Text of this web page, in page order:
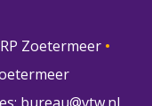
Zoetermeer •